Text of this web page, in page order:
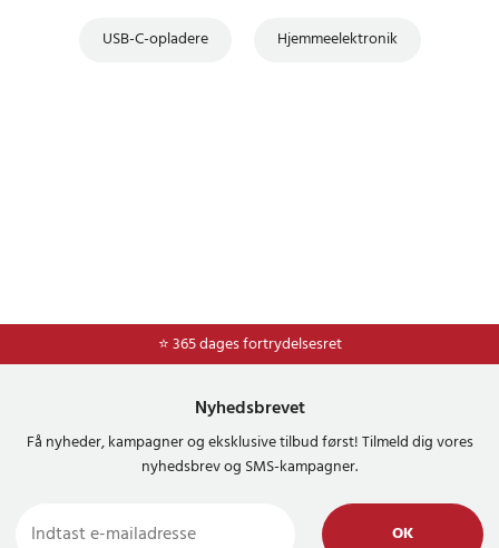
USB-C-opladere Hjemmeelektronik
⭐ 365 dages fortrydelsesret
⭐ Nem og sikker betaling med mobilepay og dankort
Nyhedsbrevet
Få nyheder, kampagner og eksklusive tilbud først! Tilmeld dig vores
nyhedsbrev og SMS-kampagner.
OK